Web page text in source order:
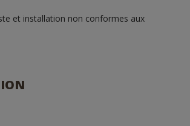
et installation non conformes aux